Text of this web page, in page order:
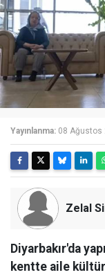
Yayınlanma: 08 Ağustos
Zelal
Diyarbakır'da
kentte aile